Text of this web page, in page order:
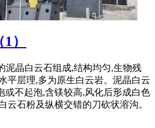
）
泥晶白云石组成,结构均匀,生物残
平层理,多为原生白云岩。泥晶白云
或不起泡,含镁较高,风化后形成白色
云石粉及纵横交错的刀砍状溶沟。